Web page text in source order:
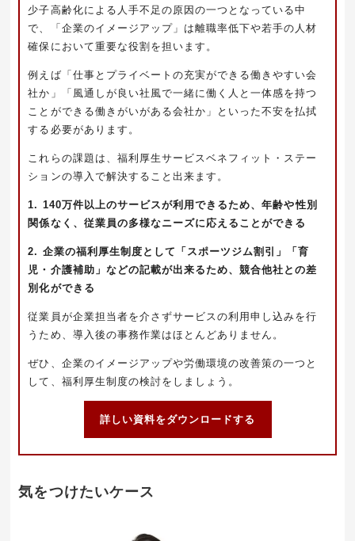
少子高齢化による人手不足の原因の一つとなっている中
で、「企業のイメージアップ」は離職率低下や若手の人材
確保において重要な役割を担います。
例えば「仕事とプライベートの充実ができる働きやすい会
社か」「風通しが良い社風で一緒に働く人と一体感を持つ
ことができる働きがいがある会社か」といった不安を払拭
する必要があります。
これらの課題は、福利厚生サービスベネフィット・ステー
ションの導入で解決すること出来ます。
1. 140万件以上のサービスが利用できるため、年齢や性別
関係なく、従業員の多様なニーズに応えることができる
2. 企業の福利厚生制度として「スポーツジム割引」「育
児・介護補助」などの記載が出来るため、競合他社との差
別化ができる
従業員が企業担当者を介さずサービスの利用申し込みを行
うため、導入後の事務作業はほとんどありません。
ぜひ、企業のイメージアップや労働環境の改善策の一つと
して、福利厚生制度の検討をしましょう。
詳しい資料をダウンロードする
気をつけたいケース